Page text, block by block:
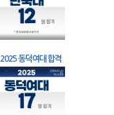
2025 동덕여대 합격